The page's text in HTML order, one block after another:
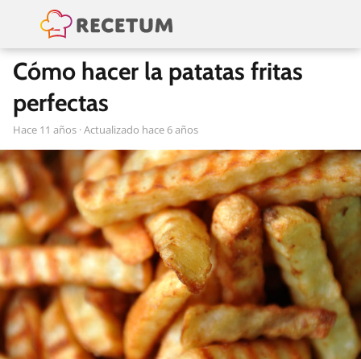
Cómo hacer la patatas fritas
perfectas
hace 11 años · Actualizado hace 6 años